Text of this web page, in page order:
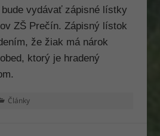
bude vydávať zápisné lístky
ZŠ Prečín. Zápisný lístok
že žiak má nárok
ktorý je hradený
Kategórie
Články